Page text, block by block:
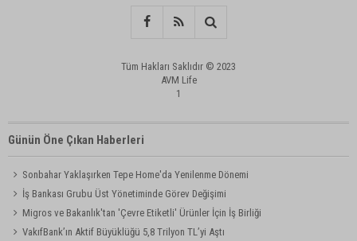
Tüm Hakları Saklıdır © 2023
AVM Life
1
Günün Öne Çıkan Haberleri
Sonbahar Yaklaşırken Tepe Home'da Yenilenme Dönemi
İş Bankası Grubu Üst Yönetiminde Görev Değişimi
Migros ve Bakanlık'tan 'Çevre Etiketli' Ürünler İçin İş Birliği
VakıfBank’ın Aktif Büyüklüğü 5,8 Trilyon TL’yi Aştı